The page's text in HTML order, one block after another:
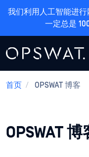
我们利用人工智能进
一定总是
首页 / OPSWAT 博客
OPSWAT 博